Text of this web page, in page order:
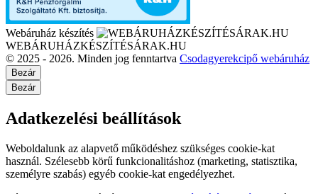
Webáruház készítés
WEBÁRUHÁZKÉSZÍTÉSÁRAK.HU
© 2025 - 2026. Minden jog fenntartva Csodagyerekcipő webáruház
Bezár
Bezár
Adatkezelési beállítások
Weboldalunk az alapvető működéshez szükséges cookie-kat
használ. Szélesebb körű funkcionalitáshoz (marketing, statisztika,
személyre szabás) egyéb cookie-kat engedélyezhet.